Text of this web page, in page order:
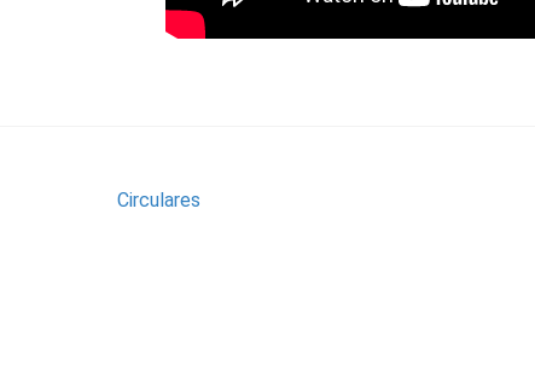
Circulares